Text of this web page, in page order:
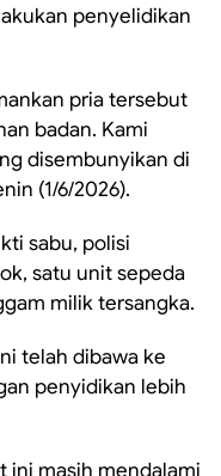
penyelidikan
pria tersebut
badan. Kami
disembunyikan di
(1/6/2026).
sabu, polisi
satu unit sepeda
milik tersangka.
telah dibawa ke
penyidikan lebih
ini masih mendalami